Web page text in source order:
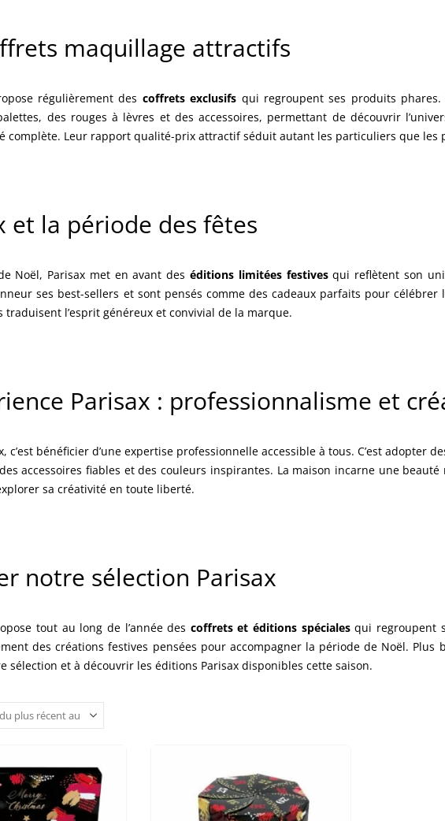
maquillage attractifs
régulièrement des coffrets exclusifs qui regroupent ses produits phares.
des rouges à lèvres et des accessoires, permettant de découvrir
complète. Leur rapport qualité-prix attractif séduit autant les particuliers que les
et la période des fêtes
Noël, Parisax met en avant des éditions limitées festivesqui reflètent son
ses best-sellers et sont pensés comme des cadeaux parfaits pour
traduisent l’esprit généreux et convivial de la marque.
Parisax : professionnalisme et
c’est bénéficier d’une expertise professionnelle accessible à tous. C’est adopter
accessoires fiables et des couleurs inspirantes. La maison incarne une
sa créativité en toute liberté.
notre sélection Parisax
tout au long de l’année des coffrets et éditions spécialesqui regroupent
des créations festives pensées pour accompagner la période de Noël. Plus
sélection et à découvrir les éditions Parisax disponibles cette saison.